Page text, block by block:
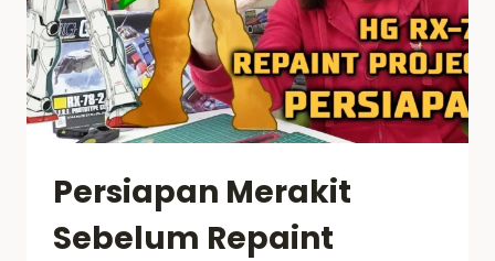
Persiapan Merakit
Sebelum Repaint